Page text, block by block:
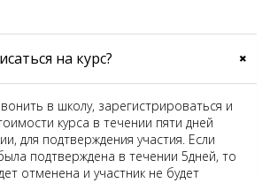
на курс?
в школу, зарегистрироваться и
курса в течении пяти дней
для подтверждения участия. Если
подтверждена в течении 5дней, то
отменена и участник не будет